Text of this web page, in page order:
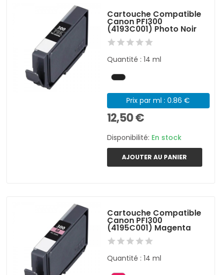
Cartouche Compatible
Canon PFI300
(4193C001) Photo Noir
Quantité : 14 ml
Prix par ml : 0.86 €
12,50 €
Disponibilité: En stock
AJOUTER AU PANIER
Cartouche Compatible
Canon PFI300
(4195C001) Magenta
Quantité : 14 ml